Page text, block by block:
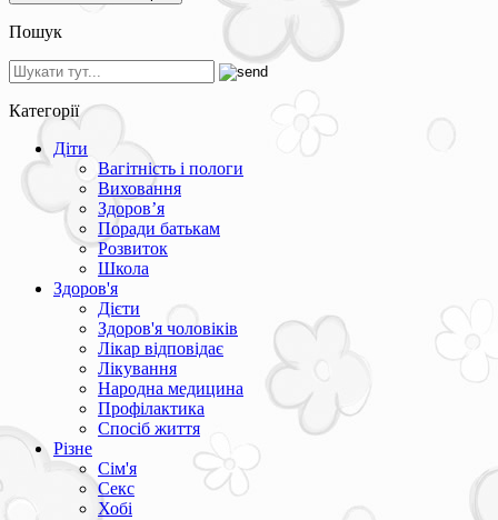
Пошук
Категорії
Діти
Вагітність і пологи
Виховання
Здоров’я
Поради батькам
Розвиток
Школа
Здоров'я
Дієти
Здоров'я чоловіків
Лікар відповідає
Лікування
Народна медицина
Профілактика
Спосіб життя
Різне
Сім'я
Секс
Хобі